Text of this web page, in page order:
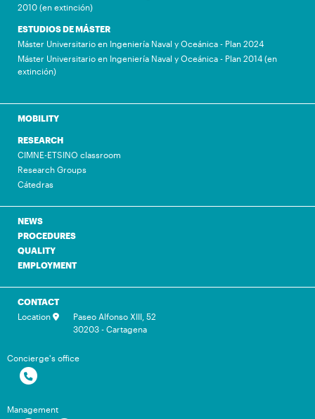
2010 (en extinción)
ESTUDIOS DE MÁSTER
Máster Universitario en Ingeniería Naval y Oceánica - Plan 2024
Máster Universitario en Ingeniería Naval y Oceánica - Plan 2014 (en
extinción)
MOBILITY
RESEARCH
CIMNE-ETSINO classroom
Research Groups
Cátedras
NEWS
PROCEDURES
QUALITY
EMPLOYMENT
CONTACT
Location
Paseo Alfonso XIII, 52
30203 - Cartagena
Concierge's office
Management